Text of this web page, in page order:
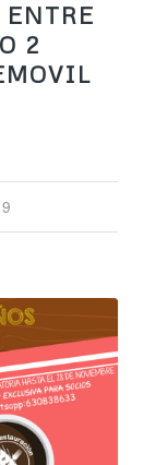
2